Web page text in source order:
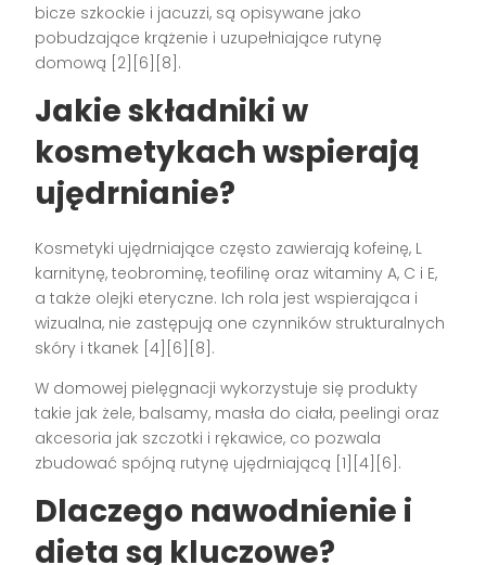
bicze szkockie i jacuzzi, są opisywane jako
pobudzające krążenie i uzupełniające rutynę
domową [2][6][8].
Jakie składniki w
kosmetykach wspierają
ujędrnianie?
Kosmetyki ujędrniające często zawierają kofeinę, L
karnitynę, teobrominę, teofilinę oraz witaminy A, C i E,
a także olejki eteryczne. Ich rola jest wspierająca i
wizualna, nie zastępują one czynników strukturalnych
skóry i tkanek [4][6][8].
W domowej pielęgnacji wykorzystuje się produkty
takie jak żele, balsamy, masła do ciała, peelingi oraz
akcesoria jak szczotki i rękawice, co pozwala
zbudować spójną rutynę ujędrniającą [1][4][6].
Dlaczego nawodnienie i
dieta są kluczowe?